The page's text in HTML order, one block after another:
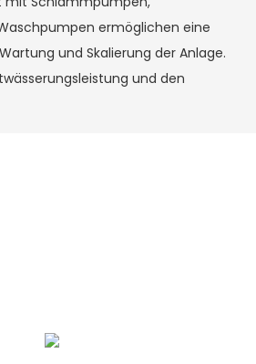
ermöglichen eine
und Skalierung der Anlage.
und den